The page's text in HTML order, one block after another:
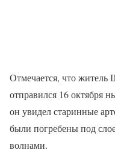
Отмечается, что
отправился 16 октября
он увидел старинные
были погребены под
волнами.